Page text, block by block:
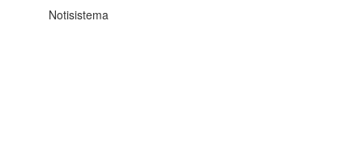
Notisistema